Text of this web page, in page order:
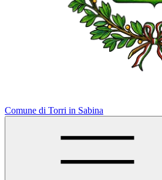
Comune di Torri in Sabina